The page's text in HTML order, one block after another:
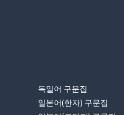
독일어 구문집
일본어(한자) 구문집